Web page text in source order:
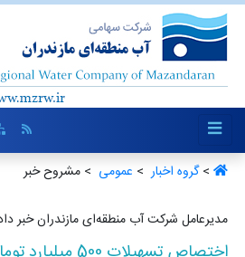
>گروه اخبار ‏ > عمومی ‏ > مشروح خبر
مدیرعامل شرکت آب منطقه‌ای مازندران خبر